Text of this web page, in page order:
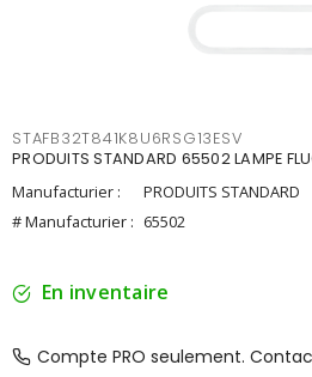
STAFB32T841K8U6RSG13ESV
PRODUITS STANDARD 65502 LAMPE
Manufacturier :
PRODUITS STANDARD
# Manufacturier : 65502
En inventaire
Compte PRO seulement.